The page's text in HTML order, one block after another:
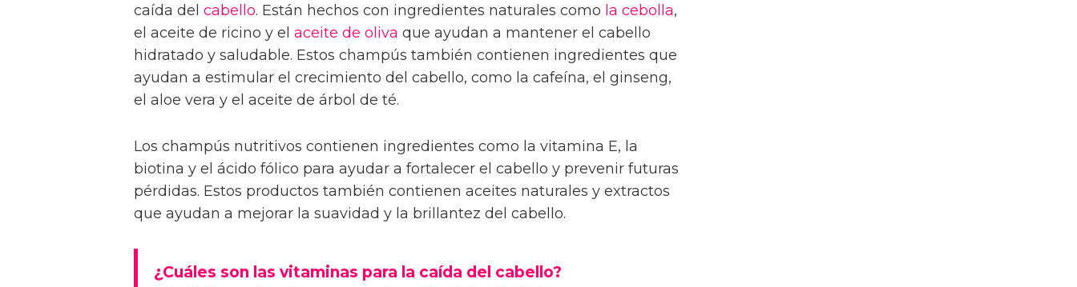
caída del cabello. Están hechos con ingredientes naturales como la cebolla,
el aceite de ricino y el aceite de oliva que ayudan a mantener el cabello
hidratado y saludable. Estos champús también contienen ingredientes que
ayudan a estimular el crecimiento del cabello, como la cafeína, el ginseng,
el aloe vera y el aceite de árbol de té.
Los champús nutritivos contienen ingredientes como la vitamina E, la
biotina y el ácido fólico para ayudar a fortalecer el cabello y prevenir futuras
pérdidas. Estos productos también contienen aceites naturales y extractos
que ayudan a mejorar la suavidad y la brillantez del cabello.
¿Cuáles son las vitaminas para la caída del cabello?